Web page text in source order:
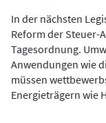
In der nächsten
Reform der Steuer-
Tagesordnung.
Anwendungen wie
müssen
Energieträgern wie